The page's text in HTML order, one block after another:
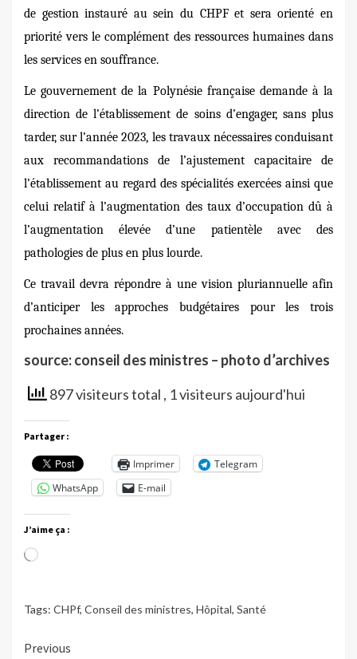
de gestion instauré au sein du CHPF et sera orienté en
priorité vers le complément des ressources humaines dans
les services en souffrance.
Le gouvernement de la Polynésie française demande à la
direction de l’établissement de soins d’engager, sans plus
tarder, sur l’année 2023, les travaux nécessaires conduisant
aux recommandations de l’ajustement capacitaire de
l’établissement au regard des spécialités exercées ainsi que
celui relatif à l’augmentation des taux d’occupation dû à
l’augmentation élevée d’une patientèle avec des
pathologies de plus en plus lourde.
Ce travail devra répondre à une vision pluriannuelle afin
d’anticiper les approches budgétaires pour les trois
prochaines années.
source: conseil des ministres – photo d’archives
897 visiteurs total , 1 visiteurs aujourd'hui
Partager :
Imprimer
Telegram
WhatsApp
E-mail
J’aime ça :
Chargement…
Tags: CHPf, Conseil des ministres, Hôpital, Santé
Continue
Previous